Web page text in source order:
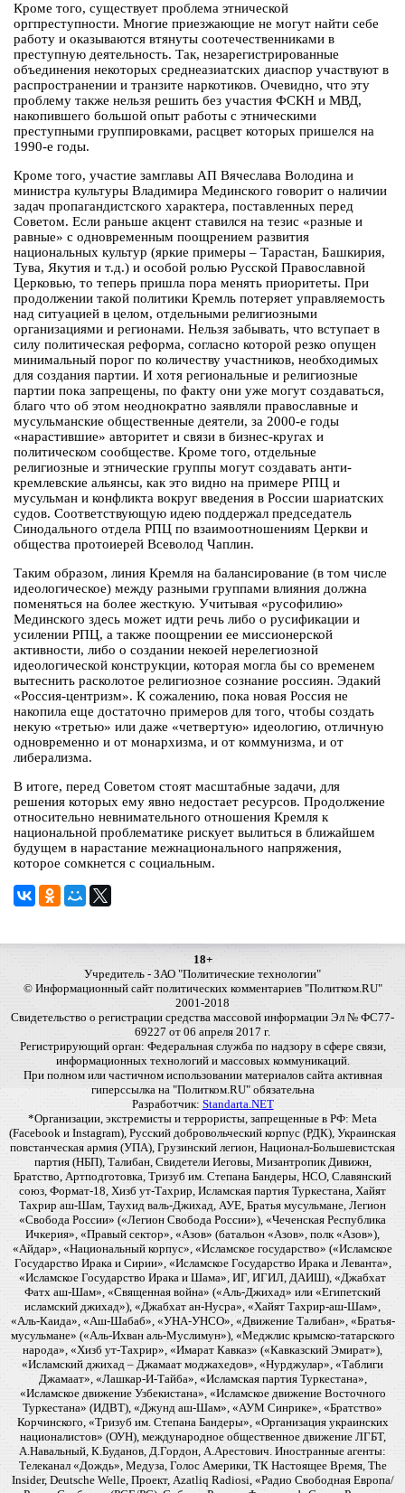
Кроме того, существует проблема этнической
оргпреступности. Многие приезжающие не могут найти себе
работу и оказываются втянуты соотечественниками в
преступную деятельность. Так, незарегистрированные
объединения некоторых среднеазиатских диаспор участвуют в
распространении и транзите наркотиков. Очевидно, что эту
проблему также нельзя решить без участия ФСКН и МВД,
накопившего большой опыт работы с этническими
преступными группировками, расцвет которых пришелся на
1990-е годы.
Кроме того, участие замглавы АП Вячеслава Володина и
министра культуры Владимира Мединского говорит о наличии
задач пропагандистского характера, поставленных перед
Советом. Если раньше акцент ставился на тезис «разные и
равные» с одновременным поощрением развития
национальных культур (яркие примеры – Тарастан, Башкирия,
Тува, Якутия и т.д.) и особой ролью Русской Православной
Церковью, то теперь пришла пора менять приоритеты. При
продолжении такой политики Кремль потеряет управляемость
над ситуацией в целом, отдельными религиозными
организациями и регионами. Нельзя забывать, что вступает в
силу политическая реформа, согласно которой резко опущен
минимальный порог по количеству участников, необходимых
для создания партии. И хотя региональные и религиозные
партии пока запрещены, по факту они уже могут создаваться,
благо что об этом неоднократно заявляли православные и
мусульманские общественные деятели, за 2000-е годы
«нарастившие» авторитет и связи в бизнес-кругах и
политическом сообществе. Кроме того, отдельные
религиозные и этнические группы могут создавать анти-
кремлевские альянсы, как это видно на примере РПЦ и
мусульман и конфликта вокруг введения в России шариатских
судов. Соответствующую идею поддержал председатель
Синодального отдела РПЦ по взаимоотношениям Церкви и
общества протоиерей Всеволод Чаплин.
Таким образом, линия Кремля на балансирование (в том числе
идеологическое) между разными группами влияния должна
поменяться на более жесткую. Учитывая «русофилию»
Мединского здесь может идти речь либо о русификации и
усилении РПЦ, а также поощрении ее миссионерской
активности, либо о создании некоей нерелегиозной
идеологической конструкции, которая могла бы со временем
вытеснить расколотое религиозное сознание россиян. Эдакий
«Россия-центризм». К сожалению, пока новая Россия не
накопила еще достаточно примеров для того, чтобы создать
некую «третью» или даже «четвертую» идеологию, отличную
одновременно и от монархизма, и от коммунизма, и от
либерализма.
В итоге, перед Советом стоят масштабные задачи, для
решения которых ему явно недостает ресурсов. Продолжение
относительно невнимательного отношения Кремля к
национальной проблематике рискует вылиться в ближайшем
будущем в нарастание межнационального напряжения,
которое сомкнется с социальным.
18+
Учредитель - ЗАО "Политические технологии"
© Информационный сайт политических комментариев "Политком.RU"
2001-2018
Свидетельство о регистрации средства массовой информации Эл № ФС77-
69227 от 06 апреля 2017 г.
Регистрирующий орган: Федеральная служба по надзору в сфере связи,
информационных технологий и массовых коммуникаций.
При полном или частичном использовании материалов сайта активная
гиперссылка на "Политком.RU" обязательна
Разработчик: Standarta.NET
*Организации, экстремисты и террористы, запрещенные в РФ: Meta
(Facebook и Instagram), Русский добровольческий корпус (РДК), Украинская
повстанческая армия (УПА), Грузинский легион, Национал-Большевистская
партия (НБП), Талибан, Свидетели Иеговы, Мизантропик Дивижн,
Братство, Артподготовка, Тризуб им. Степана Бандеры, НСО, Славянский
союз, Формат-18, Хизб ут-Тахрир, Исламская партия Туркестана, Хайят
Тахрир аш-Шам, Таухид валь-Джихад, АУЕ, Братья мусульмане, Легион
«Свобода России» («Легион Свобода России»), «Чеченская Республика
Ичкерия», «Правый сектор», «Азов» (батальон «Азов», полк «Азов»),
«Айдар», «Национальный корпус», «Исламское государство» («Исламское
Государство Ирака и Сирии», «Исламское Государство Ирака и Леванта»,
«Исламское Государство Ирака и Шама», ИГ, ИГИЛ, ДАИШ), «Джабхат
Фатх аш-Шам», «Священная война» («Аль-Джихад» или «Египетский
исламский джихад»), «Джабхат ан-Нусра», «Хайят Тахрир-аш-Шам»,
«Аль-Каида», «Аш-Шабаб», «УНА-УНСО», «Движение Талибан», «Братья-
мусульмане» («Аль-Ихван аль-Муслимун»), «Меджлис крымско-татарского
народа», «Хизб ут-Тахрир», «Имарат Кавказ» («Кавказский Эмират»),
«Исламский джихад – Джамаат моджахедов», «Нурджулар», «Таблиги
Джамаат», «Лашкар-И-Тайба», «Исламская партия Туркестана»,
«Исламское движение Узбекистана», «Исламское движение Восточного
Туркестана» (ИДВТ), «Джунд аш-Шам», «АУМ Синрике», «Братство»
Корчинского, «Тризуб им. Степана Бандеры», «Организация украинских
националистов» (ОУН), международное общественное движение ЛГБТ,
А.Навальный, К.Буданов, Д.Гордон, А.Арестович. Иностранные агенты:
Телеканал «Дождь», Медуза, Голос Америки, ТК Настоящее Время, The
Insider, Deutsche Welle, Проект, Azatliq Radiosi, «Радио Свободная Европа/